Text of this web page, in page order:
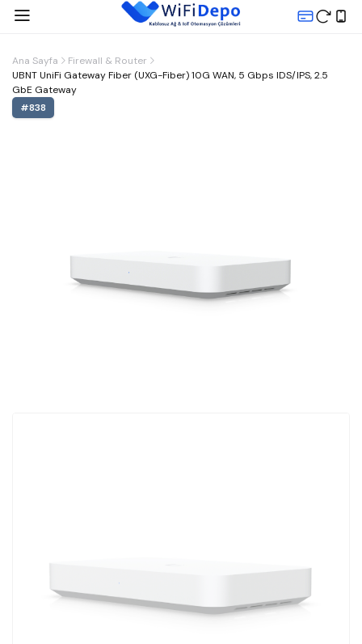
Ana Sayfa
Firewall & Router
UBNT UniFi Gateway Fiber (UXG-Fiber) 10G WAN, 5 Gbps IDS/IPS, 2.5
GbE Gateway
#838